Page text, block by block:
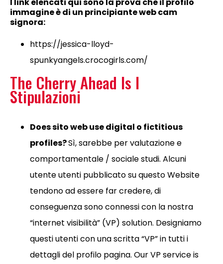
immagine è di un principiante web cam
signora:
https://jessica-lloyd-
spunkyangels.crocogirls.com/
The Cherry Ahead Is I
Stipulazioni
Does sito web use digital o fictitious
profiles?Sì, sarebbe per valutazione e
comportamentale / sociale studi. Alcuni
utente utenti pubblicato su questo Website
tendono ad essere far credere, di
conseguenza sono connessi con la nostra
“internet visibilità” (VP) solution. Designiamo
questi utenti con una scritta “VP” in tutti i
dettagli del profilo pagina. Our VP service is